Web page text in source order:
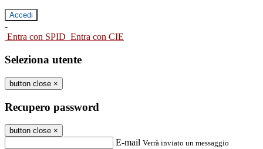
-
Entra con SPID Entra con CIE
Seleziona utente
button close ×
Recupero password
button close ×
E-mail Verrà inviato un messaggio